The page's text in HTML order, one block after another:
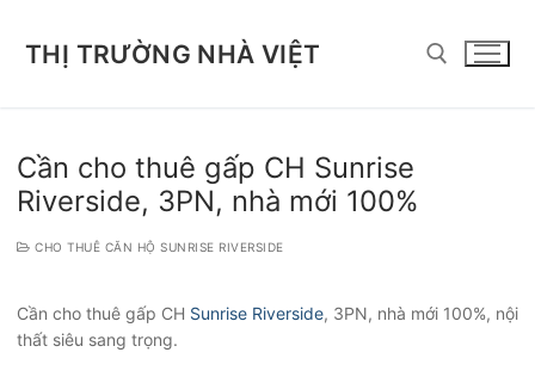
THỊ TRƯỜNG NHÀ VIỆT
Tìm kiếm cho:
Cần cho thuê gấp CH Sunrise
Riverside, 3PN, nhà mới 100%
CHO THUÊ CĂN HỘ SUNRISE RIVERSIDE
Cần cho thuê gấp CH Sunrise Riverside, 3PN, nhà mới 100%, nội
thất siêu sang trọng.